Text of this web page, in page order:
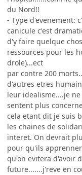
du Nord!!
- Type d'evenement:
canicule c'est
d'y faire quelque
ressources pour les
drole)...ect
par contre 200
d'autres etres
leur idealisme....je
sentent plus
cela etant dit je suis
les chaines de
interet. On devrait
pour qu'ils
qu'on evitera d'avoir
future.......j'reve en